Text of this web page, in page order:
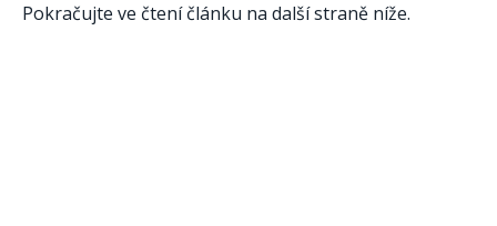
Pokračujte ve čtení článku na další straně níže.